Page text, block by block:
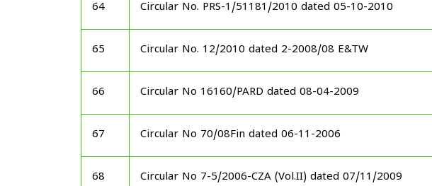
64 Circular No. PRS-1/51181/2010 dated 05-10-2010
65 Circular No. 12/2010 dated 2-2008/08 E&TW
66 Circular No 16160/PARD dated 08-04-2009
67 Circular No 70/08Fin dated 06-11-2006
68 Circular No 7-5/2006-CZA (Vol.II) dated 07/11/2009